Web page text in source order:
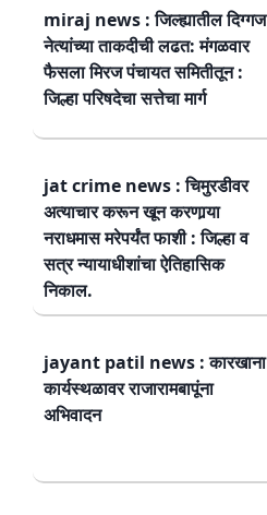
miraj news : जिल्ह्यातील दिग्गज
नेत्यांच्या ताकदीची लढत: मंगळवार
फैसला मिरज पंचायत समितीतून :
जिल्हा परिषदेचा सत्तेचा मार्ग
jat crime news : चिमुरडीवर
अत्याचार करून खून करणार्‍या
नराधमास मरेपर्यंत फाशी : जिल्हा व
सत्र न्यायाधीशांचा ऐतिहासिक
निकाल.
jayant patil news : कारखाना
कार्यस्थळावर राजारामबापूंना
अभिवादन